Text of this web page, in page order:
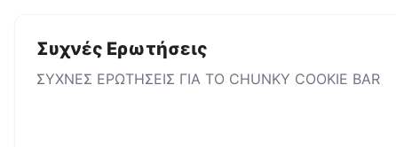
Συχνές Ερωτήσεις
ΣΥΧΝΕΣ ΕΡΩΤΗΣΕΙΣ ΓΙΑ ΤΟ CHUNKY COOKIE BAR